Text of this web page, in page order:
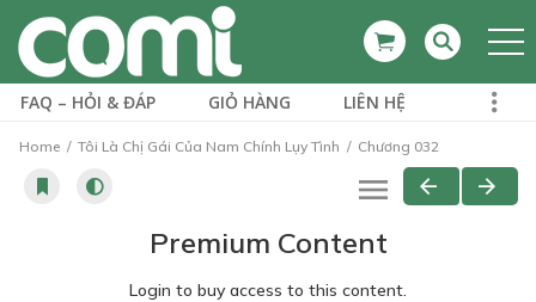
FAQ – HỎI & ĐÁP GIỎ HÀNG LIÊN HỆ
Home Tôi Là Chị Gái Của Nam Chính Lụy Tình Chương 032
Premium Content
Login to buy access to this content.